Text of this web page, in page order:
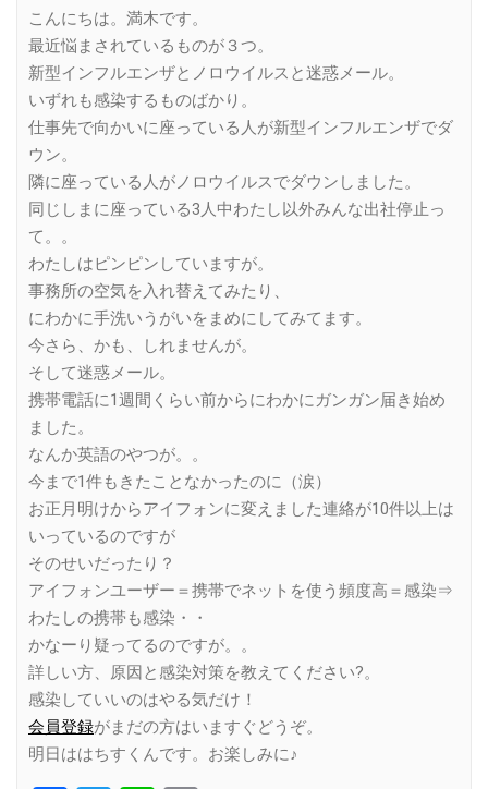
こんにちは。満木です。
最近悩まされているものが３つ。
新型インフルエンザとノロウイルスと迷惑メール。
いずれも感染するものばかり。
仕事先で向かいに座っている人が新型インフルエンザでダ
ウン。
隣に座っている人がノロウイルスでダウンしました。
同じしまに座っている3人中わたし以外みんな出社停止っ
て。。
わたしはピンピンしていますが。
事務所の空気を入れ替えてみたり、
にわかに手洗いうがいをまめにしてみてます。
今さら、かも、しれませんが。
そして迷惑メール。
携帯電話に1週間くらい前からにわかにガンガン届き始め
ました。
なんか英語のやつが。。
今まで1件もきたことなかったのに（涙）
お正月明けからアイフォンに変えました連絡が10件以上は
いっているのですが
そのせいだったり？
アイフォンユーザー＝携帯でネットを使う頻度高＝感染⇒
わたしの携帯も感染・・
かなーり疑ってるのですが。。
詳しい方、原因と感染対策を教えてください?。
感染していいのはやる気だけ！
会員登録がまだの方はいますぐどうぞ。
明日ははちすくんです。お楽しみに♪